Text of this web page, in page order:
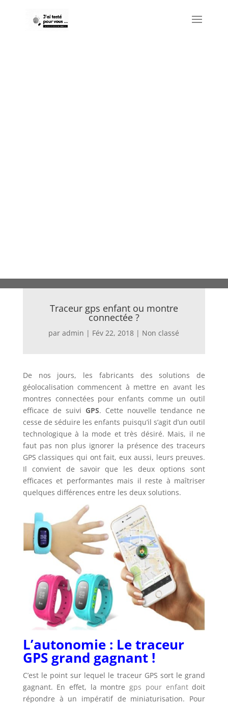
Traceur gps enfant ou montre
connectée ?
paradmin | Fév 22, 2018 | Non classé
De nos jours, les fabricants des solutions de
géolocalisation commencent à mettre en avant les
montres connectées pour enfants comme un outil
efficace de suivi GPS. Cette nouvelle tendance ne
cesse de séduire les enfants puisqu’il s’agit d’un outil
technologique à la mode et très désiré. Mais, il ne
faut pas non plus ignorer la présence des traceurs
GPS classiques qui ont fait, eux aussi, leurs preuves.
Il convient de savoir que les deux options sont
efficaces et performantes mais il reste à maîtriser
quelques différences entre les deux solutions.
L’autonomie : Le traceur
GPS grand gagnant !
C’est le point sur lequel le traceur GPS sort le grand
gagnant. En effet, la montregps pour enfantdoit
répondre à un impératif de miniaturisation. Pour